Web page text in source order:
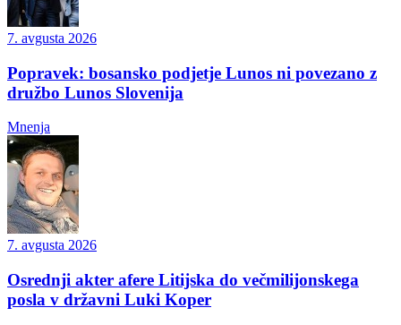
7. avgusta 2026
Popravek: bosansko podjetje Lunos ni povezano z
družbo Lunos Slovenija
Mnenja
7. avgusta 2026
Osrednji akter afere Litijska do večmilijonskega
posla v državni Luki Koper